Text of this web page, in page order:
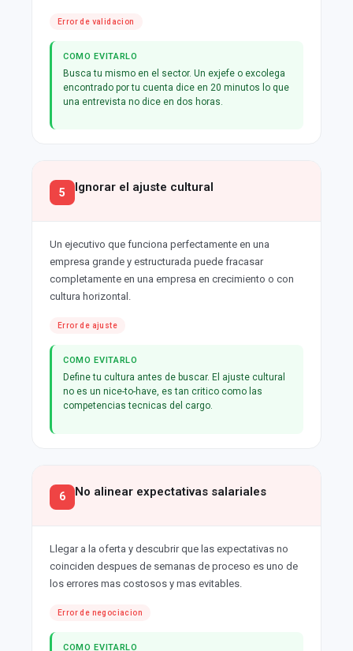
Error de validacion
COMO EVITARLO
Busca tu mismo en el sector. Un exjefe o excolega
encontrado por tu cuenta dice en 20 minutos lo que
una entrevista no dice en dos horas.
5 Ignorar el ajuste cultural
Un ejecutivo que funciona perfectamente en una
empresa grande y estructurada puede fracasar
completamente en una empresa en crecimiento o con
cultura horizontal.
Error de ajuste
COMO EVITARLO
Define tu cultura antes de buscar. El ajuste cultural
no es un nice-to-have, es tan critico como las
competencias tecnicas del cargo.
6 No alinear expectativas salariales
Llegar a la oferta y descubrir que las expectativas no
coinciden despues de semanas de proceso es uno de
los errores mas costosos y mas evitables.
Error de negociacion
COMO EVITARLO